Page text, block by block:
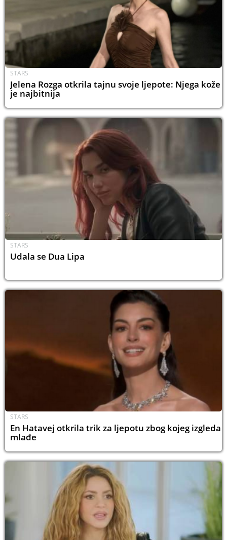
STARS
Jelena Rozga otkrila tajnu svoje ljepote: Njega kože
je najbitnija
STARS
Udala se Dua Lipa
STARS
En Hatavej otkrila trik za ljepotu zbog kojeg izgleda
mlađe